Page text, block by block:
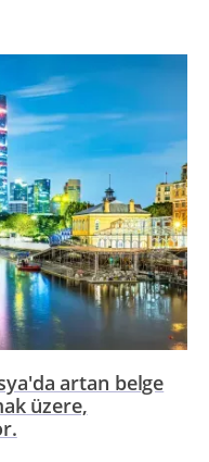
artan belge
üzere,